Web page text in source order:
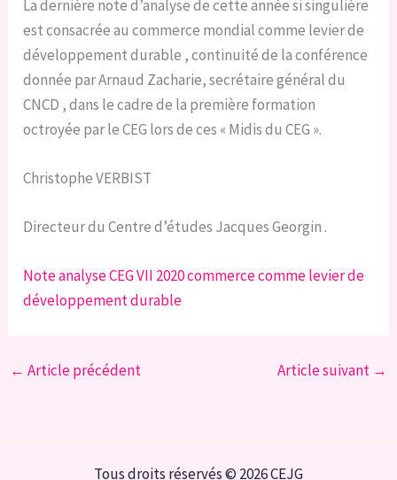
La dernière note d’analyse de cette année si singulière
est consacrée au commerce mondial comme levier de
développement durable , continuité de la conférence
donnée par Arnaud Zacharie, secrétaire général du
CNCD , dans le cadre de la première formation
octroyée par le CEG lors de ces « Midis du CEG ».
Christophe VERBIST
Directeur du Centre d’études Jacques Georgin .
Note analyse CEG VII 2020 commerce comme levier de
développement durable
← Article précédent Article suivant →
Tous droits réservés © 2026 CEJG